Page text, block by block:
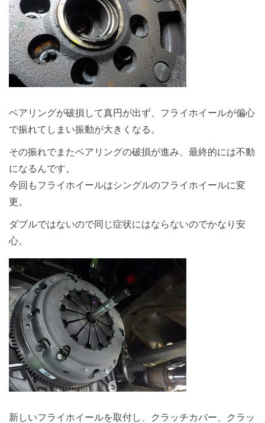
ベアリングが破損して真円が出ず、フライホイールが偏心
で振れてしまい振動が大きくなる。
その振れでまたベアリングの破損が進み、最終的には不動
になるんです。
今回もフライホイールはシングルのフライホイールに変
更。
ダブルではないので同じ症状にはならないのでかなり安
心。
新しいフライホイールを取付し、クラッチカバー、クラッ